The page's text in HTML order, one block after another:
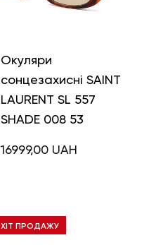
Окуляри
сонцезахисні SAINT
LAURENT SL 557
SHADE 008 53
16999,00 UAH
ХІТ ПРОДАЖУ